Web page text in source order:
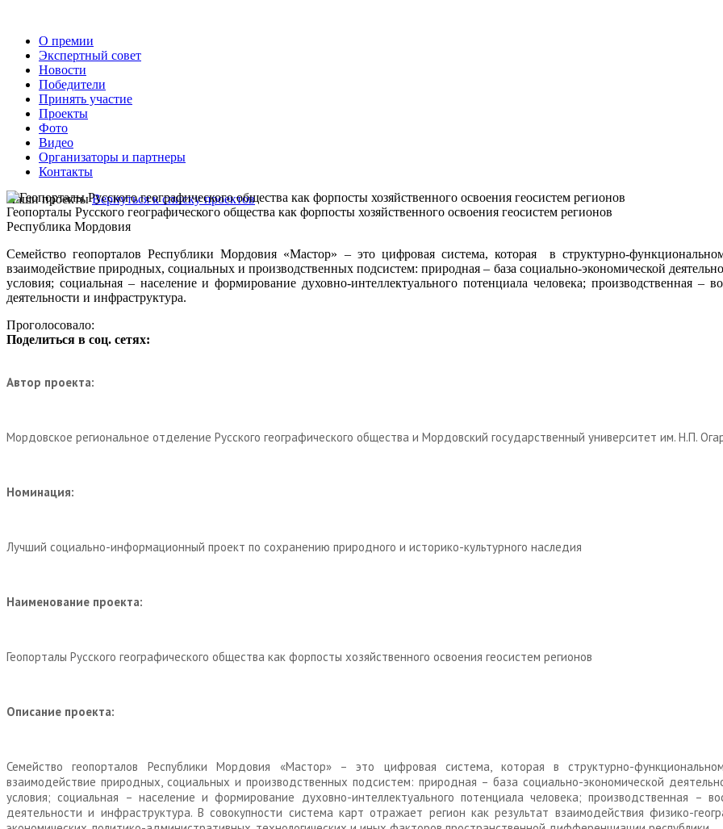
О премии
Экспертный совет
Новости
Победители
Принять участие
Проекты
Фото
Видео
Организаторы и партнеры
Контакты
Наши проектыВернуться к списку проектов
Геопорталы Русского географического общества как форпосты хозяйственного освоения геосистем регионов
Республика Мордовия
Семейство геопорталов Республики Мордовия «Мастор» – это цифровая система, которая в структурно-
взаимодействие природных, социальных и производственных подсистем: природная – база социально-экономической
условия; социальная – население и формирование духовно-интеллектуального потенциала человека; производственная –
деятельности и инфраструктура.
Проголосовало:
Поделиться в соц. сетях:
Автор проекта:
Мордовское региональное отделение Русского географического общества и Мордовский государственный университет им. Н.П.
Номинация:
Лучший социально-информационный проект по сохранению природного и историко-культурного наследия
Наименование проекта:
Геопорталы Русского географического общества как форпосты хозяйственного освоения геосистем регионов
Описание проекта:
Семейство геопорталов Республики Мордовия «Мастор» – это цифровая система, которая в структурно-
взаимодействие природных, социальных и производственных подсистем: природная – база социально-экономической
условия; социальная – население и формирование духовно-интеллектуального потенциала человека; производственная –
деятельности и инфраструктура. В совокупности система карт отражает регион как результат взаимодействия физико-